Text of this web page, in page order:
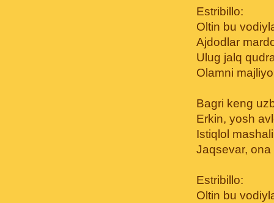
Estribillo:
Oltin bu
Ajdodlar
Ulug jalq
Olamni
Bagri keng
Erkin, yosh
Istiqlol
Jaqsevar,
Estribillo:
Oltin bu